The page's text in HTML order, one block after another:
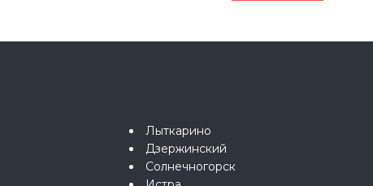
Лыткарино
Дзержинский
Солнечногорск